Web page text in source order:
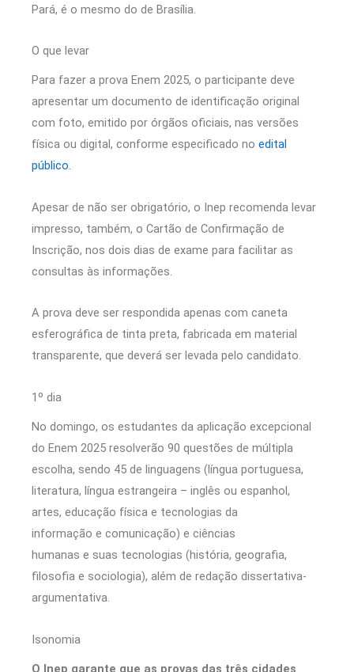
Pará, é o mesmo do de Brasília.
O que levar
Para fazer a prova Enem 2025, o participante deve
apresentar um documento de identificação original
com foto, emitido por órgãos oficiais, nas versões
física ou digital, conforme especificado no edital
público.
Apesar de não ser obrigatório, o Inep recomenda levar
impresso, também, o Cartão de Confirmação de
Inscrição, nos dois dias de exame para facilitar as
consultas às informações.
A prova deve ser respondida apenas com caneta
esferográfica de tinta preta, fabricada em material
transparente, que deverá ser levada pelo candidato.
1º dia
No domingo, os estudantes da aplicação excepcional
do Enem 2025 resolverão 90 questões de múltipla
escolha, sendo 45 de linguagens (língua portuguesa,
literatura, língua estrangeira – inglês ou espanhol,
artes, educação física e tecnologias da
informação e comunicação) e ciências
humanas e suas tecnologias (história, geografia,
filosofia e sociologia), além de redação dissertativa-
argumentativa.
Isonomia
O Inep garante que as provas das três cidades